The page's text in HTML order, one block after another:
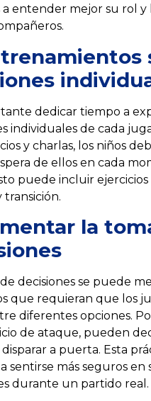
a entender mejor su rol y
dedicar tiempo a
individuales de cada
y charlas, los niños
de ellos en cada
puede incluir ejercicios
la
decisiones se puede
que requieran que los
diferentes opciones.
de ataque, pueden
a puerta. Esta
sentirse más seguros en
durante un partido real.